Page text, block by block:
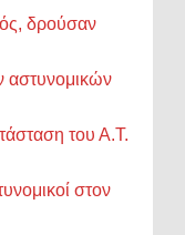
δρούσαν
αστυνομικών
του Α.Τ.
στον